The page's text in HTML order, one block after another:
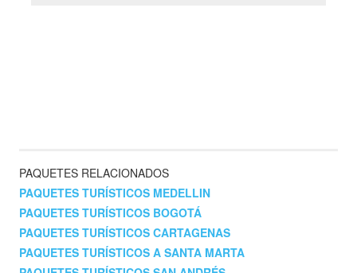
PAQUETES RELACIONADOS
PAQUETES TURÍSTICOS MEDELLIN
PAQUETES TURÍSTICOS BOGOTÁ
PAQUETES TURÍSTICOS CARTAGENAS
PAQUETES TURÍSTICOS A SANTA MARTA